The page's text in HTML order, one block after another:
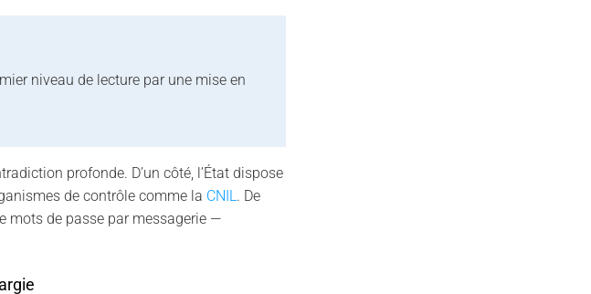
niveau de lecture par une mise en
profonde. D’un côté, l’État dispose
de contrôle comme la CNIL. De
mots de passe par messagerie —